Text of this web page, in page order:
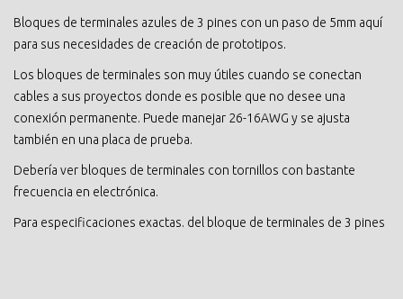
Bloques de terminales azules de 3 pines con un paso de 5mm aquí
para sus necesidades de creación de prototipos.
Los bloques de terminales son muy útiles cuando se conectan
cables a sus proyectos donde es posible que no desee una
conexión permanente. Puede manejar 26-16AWG y se ajusta
también en una placa de prueba.
Debería ver bloques de terminales con tornillos con bastante
frecuencia en electrónica.
Para especificaciones exactas. del bloque de terminales de 3 pines